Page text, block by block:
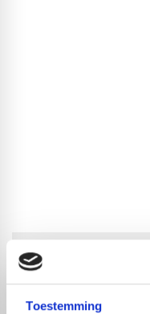
Toestemming
A-
check_circle Leverancier
check_circle40+